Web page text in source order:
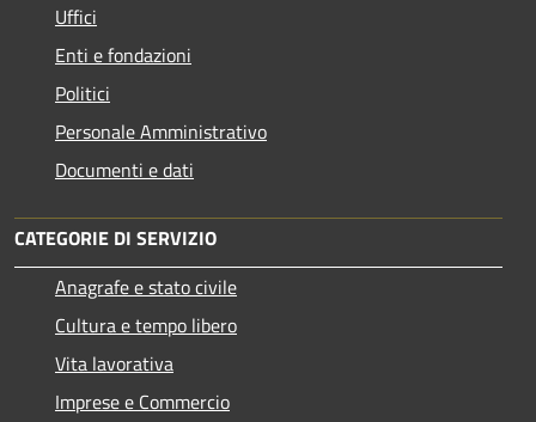
Uffici
Enti e fondazioni
Politici
Personale Amministrativo
Documenti e dati
CATEGORIE DI SERVIZIO
Anagrafe e stato civile
Cultura e tempo libero
Vita lavorativa
Imprese e Commercio